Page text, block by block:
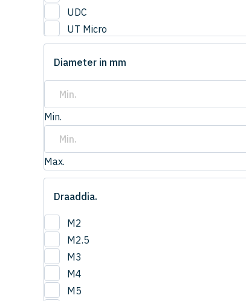
UDC
UT Micro
UTCOAT
UTS Coat
UTW Coat
Diameter in mm
Min.
Max.
Draaddia.
M2
M2.5
M3
M4
M5